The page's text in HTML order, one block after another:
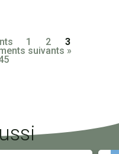
suivants »
1 2 3